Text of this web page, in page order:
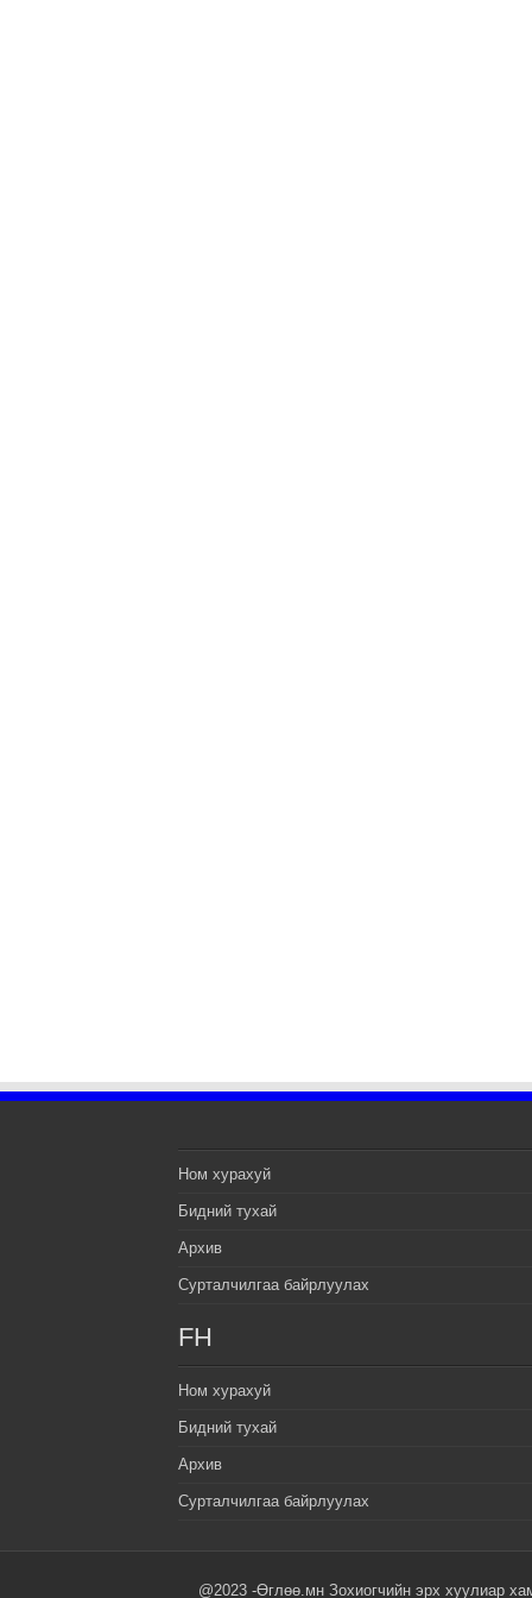
Ном хурахуй
Бидний тухай
Архив
Сурталчилгаа байрлуулах
FH
Ном хурахуй
Бидний тухай
Архив
Сурталчилгаа байрлуулах
@2023 -Өглөө.мн Зохиогчийн эрх хуулиар